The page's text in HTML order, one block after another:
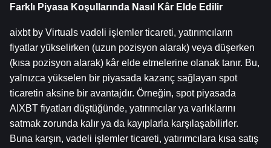
Farklı Piyasa Koşullarında Nasıl Kâr Elde Edilir
aixbt by Virtuals vadeli işlemler ticareti, yatırımcıların
fiyatlar yükselirken (uzun pozisyon alarak) veya düşerken
(kısa pozisyon alarak) kâr elde etmelerine olanak tanır. Bu,
yalnızca yükselen bir piyasada kazanç sağlayan spot
ticaretin aksine bir avantajdır. Örneğin, spot piyasada
AIXBT fiyatları düştüğünde, yatırımcılar ya varlıklarını
satmak zorunda kalır ya da kayıplarla karşılaşabilirler.
Buna karşın, vadeli işlemler ticareti, yatırımcılara kısa satış